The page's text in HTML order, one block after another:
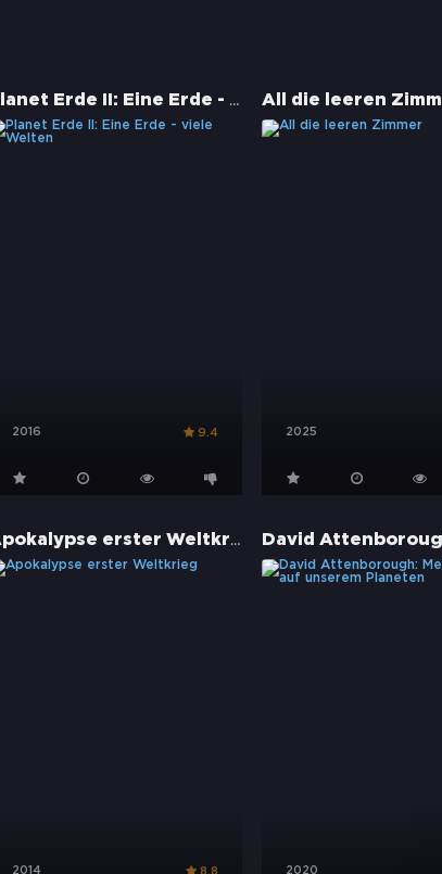
Planet Erde II: Eine Erde - viele Welten
2016 9.4
All die leeren
2025
Apokalypse erster Weltkrieg
2014 2020